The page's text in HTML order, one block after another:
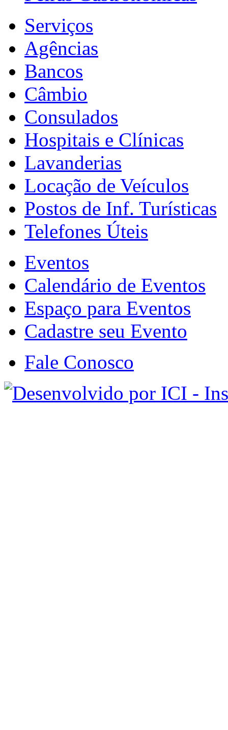
Serviços
Agências
Bancos
Câmbio
Consulados
Hospitais e Clínicas
Lavanderias
Locação de Veículos
Postos de Inf. Turísticas
Telefones Úteis
Eventos
Calendário de Eventos
Espaço para Eventos
Cadastre seu Evento
Fale Conosco